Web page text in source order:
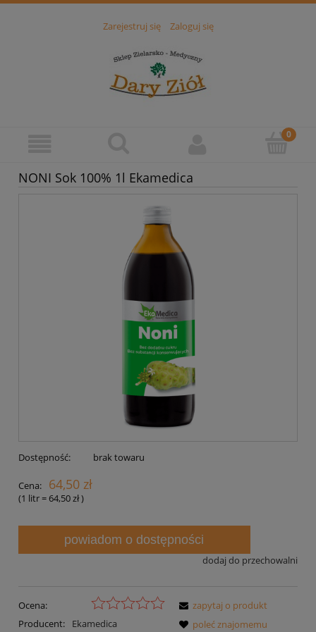
Zarejestruj się Zaloguj się
NONI Sok 100% 1l Ekamedica
Dostępność: brak towaru
Cena: 64,50 zł
(1 litr=64,50 zł)
powiadom o dostępności
dodaj do przechowalni
Ocena:
Producent:
Ekamedica
zapytaj o produkt
poleć znajomemu